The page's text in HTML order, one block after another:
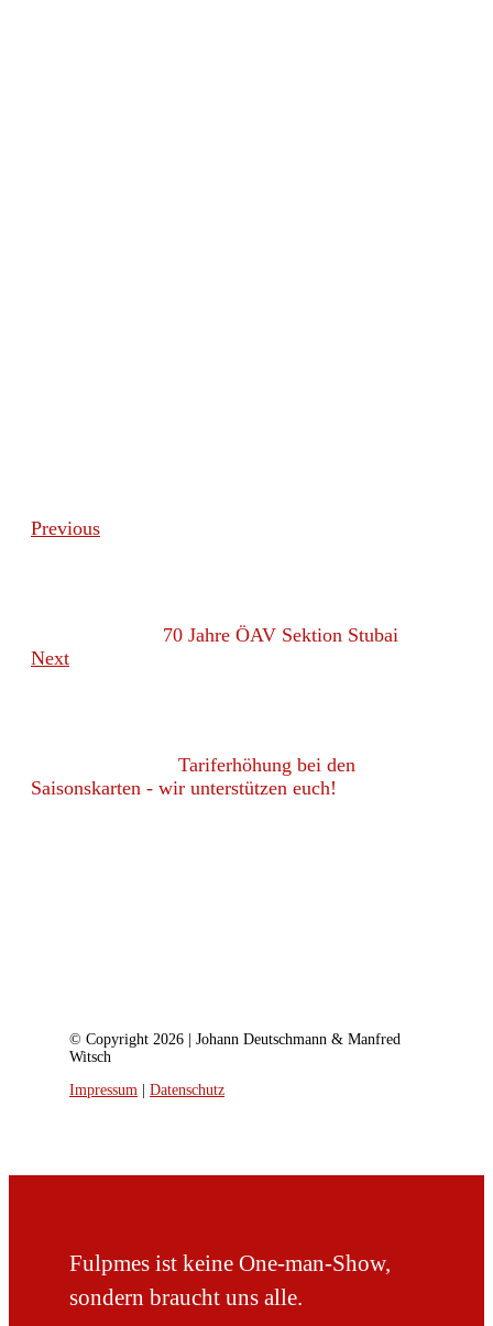
Previous
70 Jahre ÖAV Sektion Stubai
Next
Tariferhöhung bei den
Saisonskarten - wir unterstützen euch!
© Copyright 2026 | Johann Deutschmann & Manfred
Witsch
Impressum
Datenschutz
Fulpmes ist keine One-man-Show,
sondern braucht uns alle.